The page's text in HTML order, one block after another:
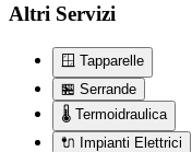
Altri Servizi
🪟 Tapparelle
🏪 Serrande
🌡️ Termoidraulica
🔌 Impianti Elettrici